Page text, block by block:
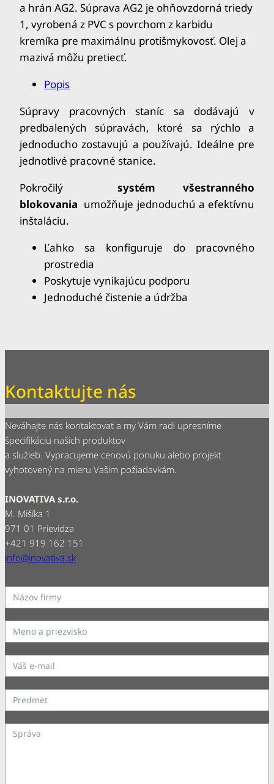
a hrán AG2. Súprava AG2 je ohňovzdorná triedy
1, vyrobená z PVC s povrchom z karbidu
kremíka pre maximálnu protišmykovosť. Olej a
mazivá môžu pretiecť.
Popis
Súpravy pracovných staníc sa dodávajú v
predbalených súpravách, ktoré sa rýchlo a
jednoducho zostavujú a používajú. Ideálne pre
jednotlivé pracovné stanice.
Pokročilýsystém všestranného
blokovania umožňuje jednoduchú a efektívnu
inštaláciu.
Ľahko sa konfiguruje do pracovného
prostredia
Poskytuje vynikajúcu podporu
Jednoduché čistenie a údržba
Kontaktujte nás
Neváhajte nás kontaktovať a my Vám radi upresníme
špecifikáciu našich produktov
a služieb. Vypracujeme cenovú ponuku alebo projekt
vyhotovený na mieru Vašim požiadavkám.
INOVATIVA s.r.o.
M. Mišíka 1
971 01 Prievidza
+421 919 162 151
info@inovativa.sk